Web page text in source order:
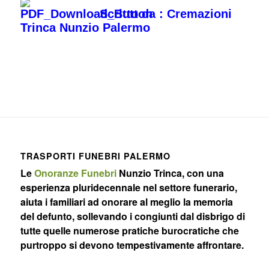
Scritto da : Cremazioni
Trinca Nunzio Palermo
TRASPORTI FUNEBRI PALERMO
LeOnoranze FunebriNunzio Trinca, con una
esperienza pluridecennale nel settore funerario,
aiuta i familiari ad onorare al meglio la memoria
del defunto, sollevando i congiunti dal disbrigo di
tutte quelle numerose pratiche burocratiche che
purtroppo si devono tempestivamente affrontare.